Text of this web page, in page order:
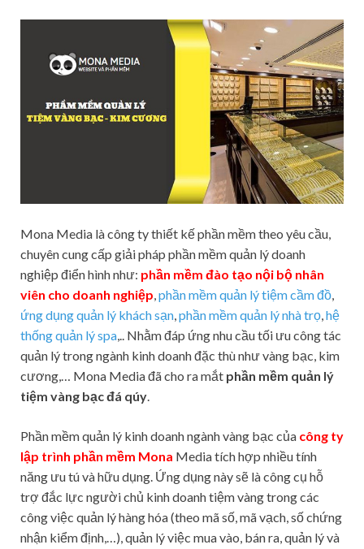
Mona Media là công ty thiết kế phần mềm theo yêu cầu,
chuyên cung cấp giải pháp phần mềm quản lý doanh
nghiệp điển hình như: phần mềm đào tạo nội bộ nhân
viên cho doanh nghiệp,phần mềm quản lý tiệm cầm đồ,
ứng dụng quản lý khách sạn,phần mềm quản lý nhà trọ,hệ
thống quản lý spa,.. Nhằm đáp ứng nhu cầu tối ưu công tác
quản lý trong ngành kinh doanh đặc thù như vàng bạc, kim
cương,… Mona Media đã cho ra mắt phần mềm quản lý
tiệm vàng bạc đá qúy.
Phần mềm quản lý kinh doanh ngành vàng bạc của công ty
lập trình phần mềm Mona Media tích hợp nhiều tính
năng ưu tú và hữu dụng. Ứng dụng này sẽ là công cụ hỗ
trợ đắc lực người chủ kinh doanh tiệm vàng trong các
công việc quản lý hàng hóa (theo mã số, mã vạch, số chứng
nhận kiểm định,…), quản lý việc mua vào, bán ra, quản lý và